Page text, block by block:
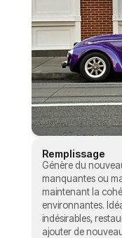
Remplissage
Génère du
manquantes ou
maintenant la
environnantes.
indésirables,
ajouter de